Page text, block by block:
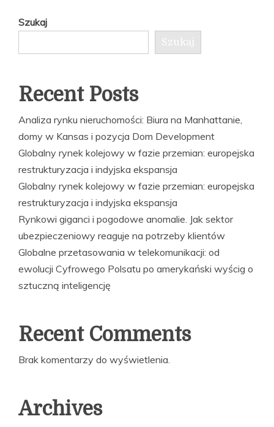
Szukaj
Szukaj
Recent Posts
Analiza rynku nieruchomości: Biura na Manhattanie,
domy w Kansas i pozycja Dom Development
Globalny rynek kolejowy w fazie przemian: europejska
restrukturyzacja i indyjska ekspansja
Globalny rynek kolejowy w fazie przemian: europejska
restrukturyzacja i indyjska ekspansja
Rynkowi giganci i pogodowe anomalie. Jak sektor
ubezpieczeniowy reaguje na potrzeby klientów
Globalne przetasowania w telekomunikacji: od
ewolucji Cyfrowego Polsatu po amerykański wyścig o
sztuczną inteligencję
Recent Comments
Brak komentarzy do wyświetlenia.
Archives